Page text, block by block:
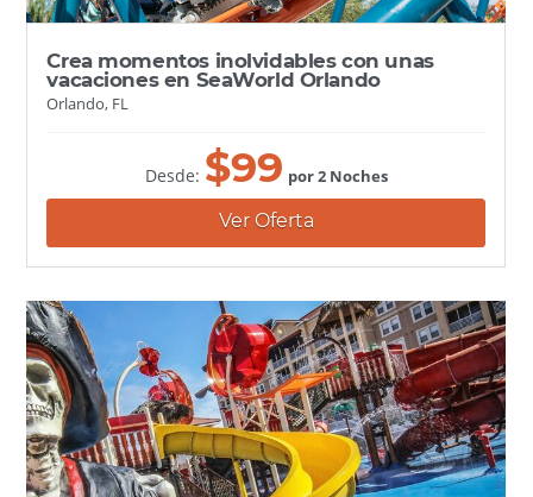
Crea momentos inolvidables con unas
vacaciones en SeaWorld Orlando
Orlando, FL
Desde: $99 por 2 Noches
Ver Oferta